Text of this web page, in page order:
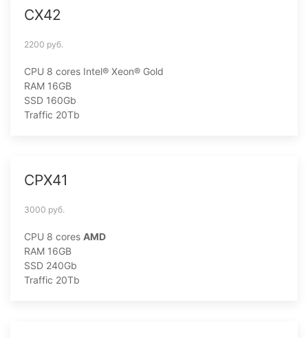
CX42
2200 руб.
CPU 8 cores Intel® Xeon® Gold
RAM 16GB
SSD 160Gb
Traffic 20Tb
CPX41
3000 руб.
CPU 8 cores AMD
RAM 16GB
SSD 240Gb
Traffic 20Tb